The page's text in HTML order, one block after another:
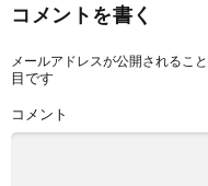
コメントを書く
メールアドレスが公開されること
目です
コメント